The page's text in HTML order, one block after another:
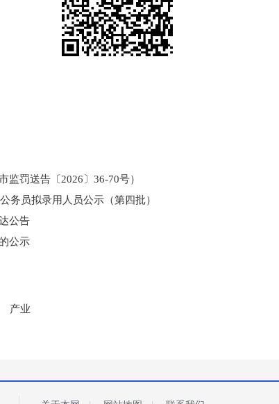
罚送告〔2026〕36-70号）
务员拟录用人员公示（第四批）
公告
公示
产业